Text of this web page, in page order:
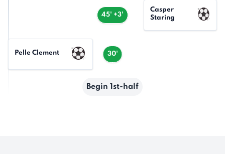
45' +3'
Casper
Staring
30'
Pelle Clement
Begin 1st-half